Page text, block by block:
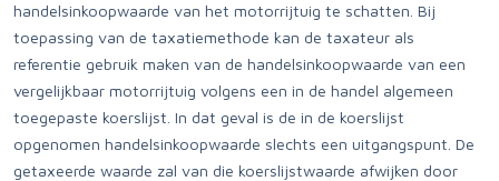
handelsinkoopwaarde van het motorrijtuig te schatten. Bij
toepassing van de taxatiemethode kan de taxateur als
referentie gebruik maken van de handelsinkoopwaarde van een
vergelijkbaar motorrijtuig volgens een in de handel algemeen
toegepaste koerslijst. In dat geval is de in de koerslijst
opgenomen handelsinkoopwaarde slechts een uitgangspunt. De
getaxeerde waarde zal van die koerslijstwaarde afwijken door